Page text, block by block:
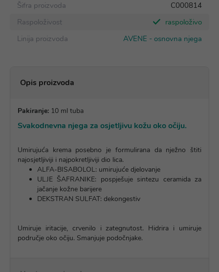
Šifra proizvoda
C000814
Raspoloživost
raspoloživo
Linija proizvoda
AVENE - osnovna njega
Opis proizvoda
Pakiranje: 10 ml tuba
Svakodnevna njega za osjetljivu kožu oko očiju.
Umirujuća krema posebno je formulirana da nježno štiti
najosjetljiviji i najpokretljiviji dio lica.
ALFA-BISABOLOL: umirujuće djelovanje
ULJE ŠAFRANIKE: pospješuje sintezu ceramida za
jačanje kožne barijere
DEKSTRAN SULFAT: dekongestiv
Umiruje iritacije, crvenilo i zategnutost. Hidrira i umiruje
područje oko očiju. Smanjuje podočnjake.